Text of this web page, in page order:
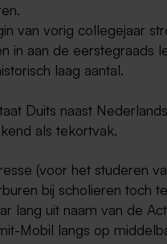
van vorig collegejaar
in aan de eerstegraads
laag aantal.
Duits naast
als tekortvak.
(voor het studeren
bij scholieren toch
lang uit naam van de
Mobil langs op